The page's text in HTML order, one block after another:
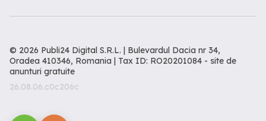
© 2026 Publi24 Digital S.R.L. | Bulevardul Dacia nr 34,
Oradea 410346, Romania | Tax ID: RO20201084 - site de
anunturi gratuite
26.08.06.c0c206c